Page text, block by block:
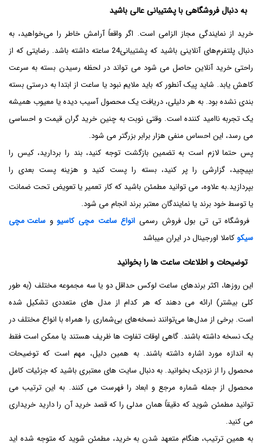
به دنبال فروشگاهی با پشتیبانی عالی باشید
خرید از نمایندگی مجاز الزامی است. اگر واقعاً آرامش خاطر را می‌خواهید، به
دنبال پلتفرم‌های آنلاینی باشید که پشتیبانی24 ساعته داشته باشد. رضایتی که از
راحتی خرید آنلاین حاصل می شود می تواند در لحظه رسیدن بسته به سرعت
کاهش یابد. شاید پیک آنطور که باید ملایم نبود یا ساعت از ابتدا به درستی بسته
بندی نشده بود. به هر دلیلی، دریافت یک محصول آسیب دیده یا معیوب همیشه
یک تجربه ناامید کننده است. وقتی نوبت به چنین خرید گران قیمت و احساسی
می رسد، این احساس منفی هزار برابر بزرگتر می شود.
پس حتما لازم است به تضمین بازگشت توجه کنید، بند را بردارید، کیس را
بپیچید، گزارشی را پر کنید، بسته را پست کنید و هزینه پست بعدی را
بپردازید.به علاوه، می توانید مطمئن باشید که کار تعمیر یا تعویض تحت ضمانت
یا توسط خود برند یا نمایندگان معتبر برند انجام می شود.
فروشگاه تی تی بول فروش رسمی انواع ساعت مچی کاسیوو ساعت مچی
سیکوکاملا اورجینال در ایران میباشد
توضیحات و اطلاعات ساعت ها را بخوانید
این روزها، اکثر برندهای ساعت لوکس حداقل دو یا سه مجموعه مختلف (به طور
کلی بیشتر) ارائه می دهند که هر کدام از مدل های متعددی تشکیل شده
است. برخی از مدل‌ها می‌توانند نسخه‌های بی‌شماری را همراه با انواع مختلف در
یک نسخه داشته باشند. گاهی اوقات تفاوت ها ظریف هستند یا ممکن است فقط
به اندازه مورد اشاره داشته باشند. به همین دلیل، مهم است که توضیحات
محصول را از نزدیک بخوانید. به دنبال سایت های معتبری باشید که جزئیات کامل
محصول از جمله شماره مرجع و ابعاد را فهرست می کنند. به این ترتیب می
توانید مطمئن شوید که دقیقاً همان مدلی را که قصد خرید آن را دارید خریداری
می کنید.
به همین ترتیب، هنگام متعهد شدن به خرید، مطمئن شوید که متوجه شده اید